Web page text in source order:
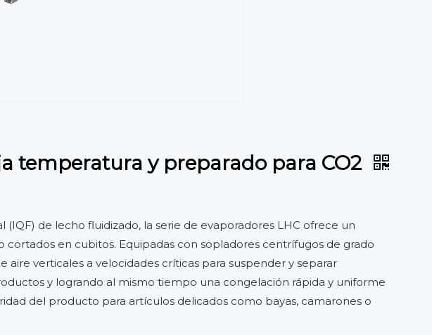
temperatura y preparado para CO2
de lecho fluidizado, la serie de evaporadores LHC ofrece un
en cubitos. Equipadas con sopladores centrífugos de grado
verticales a velocidades críticas para suspender y separar
y logrando al mismo tiempo una congelación rápida y uniforme
del producto para artículos delicados como bayas, camarones o